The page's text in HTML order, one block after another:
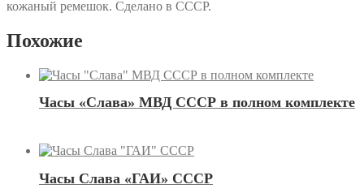
кожаный ремешок. Сделано в СССР.
Похожие
Часы «Слава» МВД СССР в полном комплекте
Часы Слава «ГАИ» СССР